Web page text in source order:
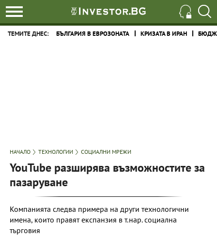
ТЕМИТЕ ДНЕС: БЪЛГАРИЯ В ЕВРОЗОНАТА КРИЗАТА В ИРАН
НАЧАЛО ТЕХНОЛОГИИ СОЦИАЛНИ МРЕЖИ
YouTube разширява възможностите за
пазаруване
Компанията следва примера на други технологични
имена, които правят експанзия в т.нар. социална
търговия